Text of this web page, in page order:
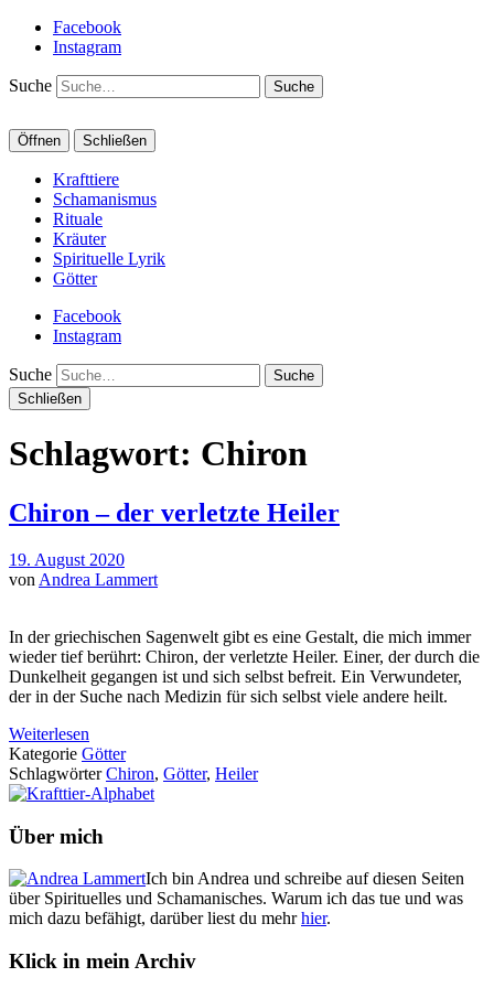
Facebook
Instagram
Suche
Öffnen Schließen
Krafttiere
Schamanismus
Rituale
Kräuter
Spirituelle Lyrik
Götter
Facebook
Instagram
Suche
Schließen
Schlagwort: Chiron
Chiron – der verletzte Heiler
19. August 2020
von Andrea Lammert
In der griechischen Sagenwelt gibt es eine Gestalt, die mich immer
wieder tief berührt: Chiron, der verletzte Heiler. Einer, der durch die
Dunkelheit gegangen ist und sich selbst befreit. Ein Verwundeter,
der in der Suche nach Medizin für sich selbst viele andere heilt.
Weiterlesen
Kategorie Götter
SchlagwörterChiron, Götter, Heiler
Über mich
Ich bin Andrea und schreibe auf diesen Seiten
über Spirituelles und Schamanisches. Warum ich das tue und was
mich dazu befähigt, darüber liest du mehrhier.
Klick in mein Archiv